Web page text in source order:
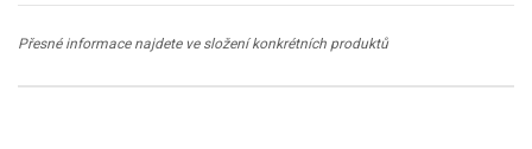
Přesné informace najdete ve složení konkrétních produktů